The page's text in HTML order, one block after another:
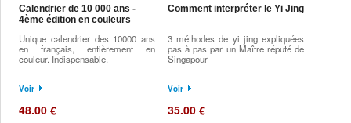
Calendrier de 10 000 ans -
4ème édition en couleurs
Unique calendrier des 10000 ans
en français, entièrement en
couleur. Indispensable.
Voir
48.00 €
Comment interpréter le Yi Jing
3 méthodes de yi jing expliquées
pas à pas par un Maître réputé de
Singapour
Voir
35.00 €